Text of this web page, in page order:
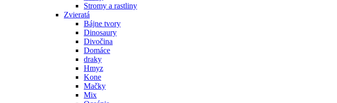
Stromy a rastliny
Zvieratá
Bájne tvory
Dinosaury
Divočina
Domáce
draky
Hmyz
Kone
Mačky
Mix